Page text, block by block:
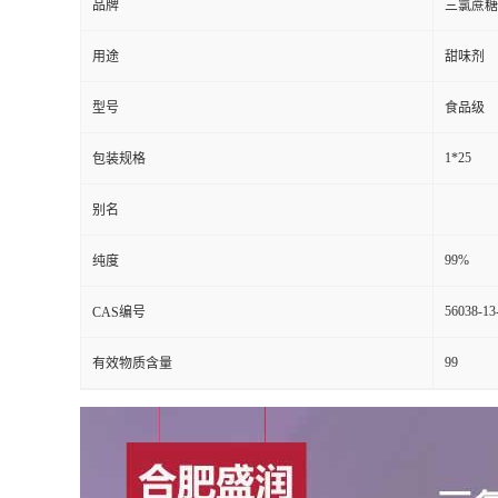
品牌 三氯蔗糖
用途 甜味剂
型号 食品级
包装规格 1*25
别名
纯度 99%
CAS编号 56038-
有效物质含量 99